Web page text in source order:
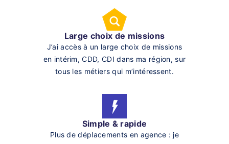
Large choix de missions
J’ai accès à un large choix de missions
en intérim, CDD, CDI dans ma région, sur
tous les métiers qui m’intéressent.
Simple & rapide
Plus de déplacements en agence : je